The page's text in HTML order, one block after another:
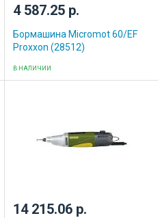
4 587.25 р.
Бормашина Micromot 60/EF
Proxxon (28512)
В НАЛИЧИИ
14 215.06 р.